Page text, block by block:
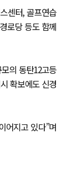
센터, 골프연습
로당 등도 함께
의 동탄12고등
확보에도 신경
어지고 있다”며